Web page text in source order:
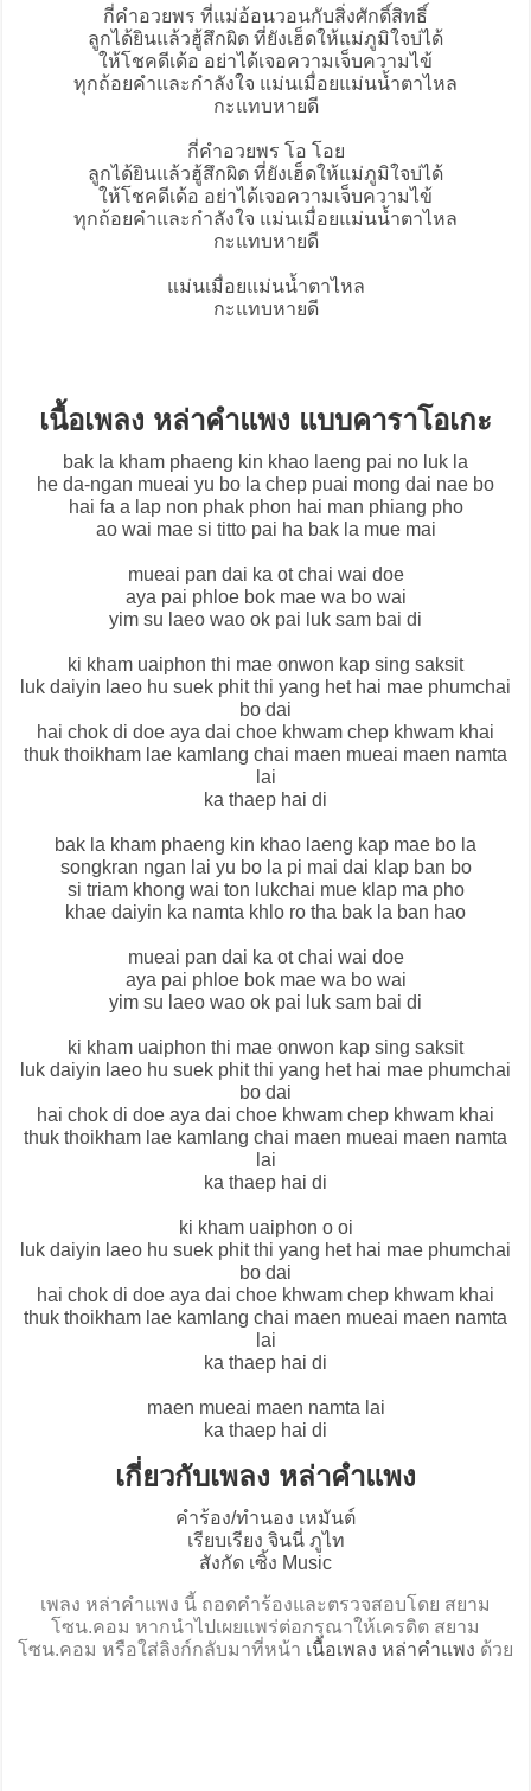
กี่คำอวยพร ที่แม่อ้อนวอนกับสิ่งศักดิ์สิทธิ์
ลูกได้ยินแล้วฮู้สึกผิด ที่ยังเฮ็ดให้แม่ภูมิใจบ่ได้
ให้โชคดีเด้อ อย่าได้เจอความเจ็บความไข้
ทุกถ้อยคำและกำลังใจ แม่นเมื่อยแม่นน้ำตาไหล
กะแทบหายดี
กี่คำอวยพร โอ โอย
ลูกได้ยินแล้วฮู้สึกผิด ที่ยังเฮ็ดให้แม่ภูมิใจบ่ได้
ให้โชคดีเด้อ อย่าได้เจอความเจ็บความไข้
ทุกถ้อยคำและกำลังใจ แม่นเมื่อยแม่นน้ำตาไหล
กะแทบหายดี
แม่นเมื่อยแม่นน้ำตาไหล
กะแทบหายดี
เนื้อเพลง หล่าคำแพง แบบคาราโอเกะ
bak la kham phaeng kin khao laeng pai no luk la
he da-ngan mueai yu bo la chep puai mong dai nae bo
hai fa a lap non phak phon hai man phiang pho
ao wai mae si titto pai ha bak la mue mai
mueai pan dai ka ot chai wai doe
aya pai phloe bok mae wa bo wai
yim su laeo wao ok pai luk sam bai di
ki kham uaiphon thi mae onwon kap sing saksit
luk daiyin laeo hu suek phit thi yang het hai mae phumchai
bo dai
hai chok di doe aya dai choe khwam chep khwam khai
thuk thoikham lae kamlang chai maen mueai maen namta
lai
ka thaep hai di
bak la kham phaeng kin khao laeng kap mae bo la
songkran ngan lai yu bo la pi mai dai klap ban bo
si triam khong wai ton lukchai mue klap ma pho
khae daiyin ka namta khlo ro tha bak la ban hao
mueai pan dai ka ot chai wai doe
aya pai phloe bok mae wa bo wai
yim su laeo wao ok pai luk sam bai di
ki kham uaiphon thi mae onwon kap sing saksit
luk daiyin laeo hu suek phit thi yang het hai mae phumchai
bo dai
hai chok di doe aya dai choe khwam chep khwam khai
thuk thoikham lae kamlang chai maen mueai maen namta
lai
ka thaep hai di
ki kham uaiphon o oi
luk daiyin laeo hu suek phit thi yang het hai mae phumchai
bo dai
hai chok di doe aya dai choe khwam chep khwam khai
thuk thoikham lae kamlang chai maen mueai maen namta
lai
ka thaep hai di
maen mueai maen namta lai
ka thaep hai di
เกี่ยวกับเพลง หล่าคำแพง
คำร้อง/ทำนอง เหมันต์
เรียบเรียง จินนี่ ภูไท
สังกัด เซิ้ง Music
เพลง หล่าคำแพง นี้ ถอดคำร้องและตรวจสอบโดย สยาม
โซน.คอม หากนำไปเผยแพร่ต่อกรุณาให้เครดิต สยาม
โซน.คอม หรือใส่ลิงก์กลับมาที่หน้า เนื้อเพลง หล่าคำแพง ด้วย